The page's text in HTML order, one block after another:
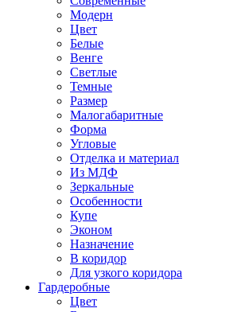
Модерн
Цвет
Белые
Венге
Светлые
Темные
Размер
Малогабаритные
Форма
Угловые
Отделка и материал
Из МДФ
Зеркальные
Особенности
Купе
Эконом
Назначение
В коридор
Для узкого коридора
Гардеробные
Цвет